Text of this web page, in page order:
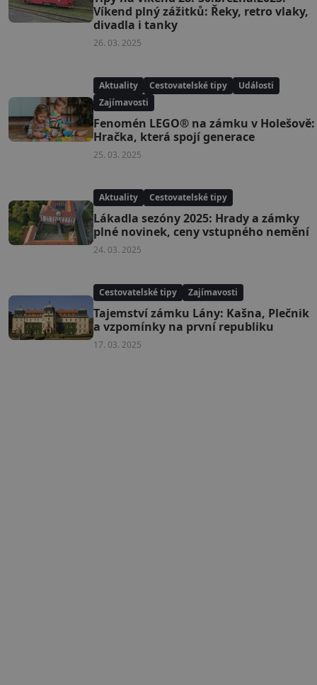
Víkend plný zážitků: Řeky, retro vlaky,
divadla i tanky
26. 03. 2025
Aktuality Cestovatelské tipy
Události
Zajímavosti
Fenomén LEGO® na zámku v Holešově:
Hračka, která spojí generace
25. 03. 2025
Aktuality Cestovatelské tipy
Lákadla sezóny 2025: Hrady a zámky
plné novinek, ceny vstupného nemění
24. 03. 2025
Cestovatelské tipy Zajímavosti
Tajemství zámku Lány: Kašna, Plečnik
a vzpomínky na první republiku
17. 03. 2025